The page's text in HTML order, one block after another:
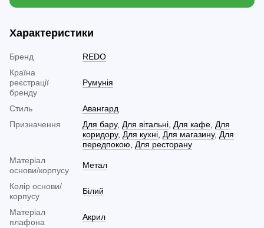
Характеристики
Бренд
REDO
Країна
реєстрації
бренду
Румунія
Стиль
Авангард
Призначення
Для бару, Для вітальні, Для кафе, Для
коридору, Для кухні, Для магазину, Для
передпокою, Для ресторану
Матеріал
основи/корпусу
Метал
Колір основи/
корпусу
Білий
Матеріал
плафона
Акрил